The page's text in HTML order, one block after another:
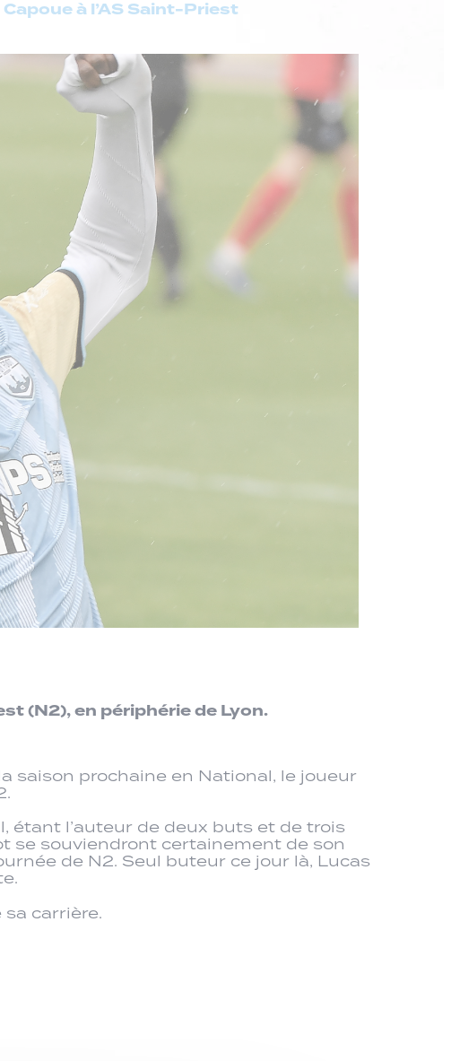
à l’AS Saint-Priest
(N2), en périphérie de Lyon.
saison prochaine en National, le joueur
étant l’auteur de deux buts et de trois
se souviendront certainement de son
de N2. Seul buteur ce jour là, Lucas
carrière.